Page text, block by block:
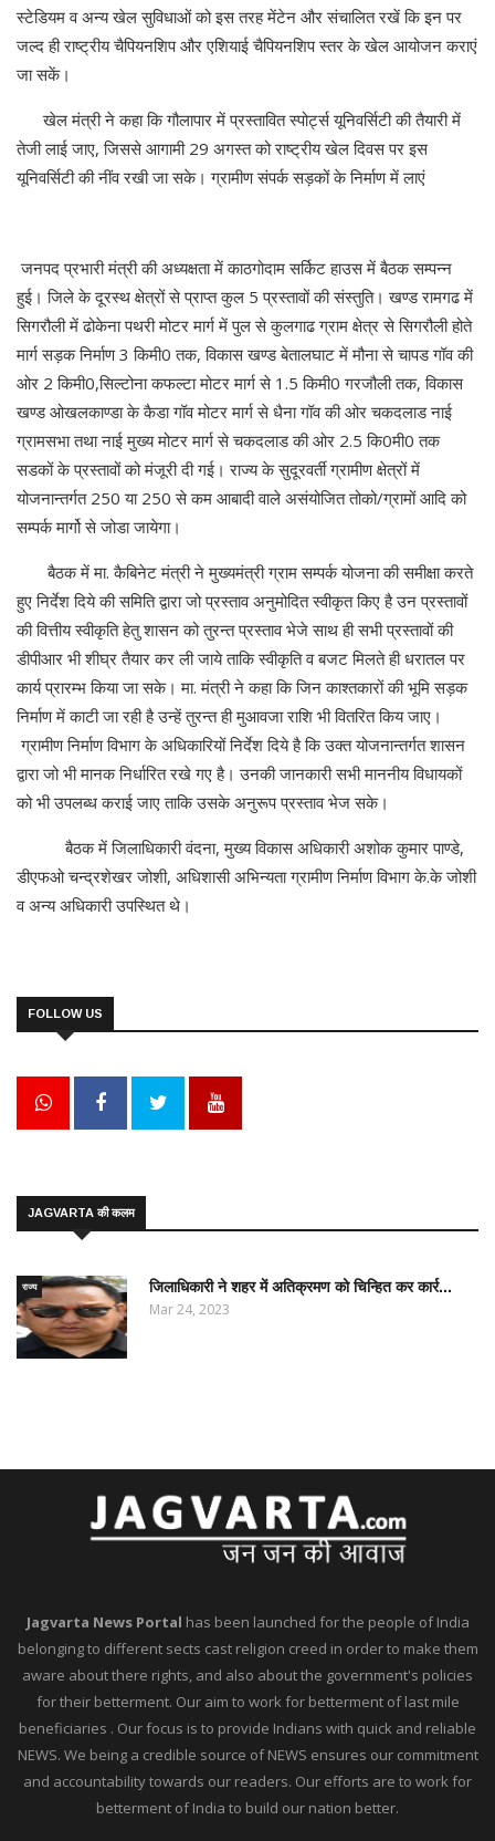
स्टेडियम व अन्य खेल सुविधाओं को इस तरह मेंटेन और संचालित रखें कि इन पर
जल्द ही राष्ट्रीय चैपियनशिप और एशियाई चैपियनशिप स्तर के खेल आयोजन कराएं
जा सकें।
खेल मंत्री ने कहा कि गौलापार में प्रस्तावित स्पोर्ट्स यूनिवर्सिटी की तैयारी में
तेजी लाई जाए, जिससे आगामी 29 अगस्त को राष्ट्रीय खेल दिवस पर इस
यूनिवर्सिटी की नींव रखी जा सके। ग्रामीण संपर्क सड़कों के निर्माण में लाएं
जनपद प्रभारी मंत्री की अध्यक्षता में काठगोदाम सर्किट हाउस में बैठक सम्पन्न
हुई। जिले के दूरस्थ क्षेत्रों से प्राप्त कुल 5 प्रस्तावों की संस्तुति। खण्ड रामगढ में
सिगरौली में ढोकेना पथरी मोटर मार्ग में पुल से कुलगाढ ग्राम क्षेत्र से सिगरौली होते
मार्ग सड़क निर्माण 3 किमी0 तक, विकास खण्ड बेतालघाट में मौना से चापड गॉव की
ओर 2 किमी0,सिल्टोना कफल्टा मोटर मार्ग से 1.5 किमी0 गरजौली तक, विकास
खण्ड ओखलकाण्डा के कैडा गॉव मोटर मार्ग से धैना गॉव की ओर चकदलाड नाई
ग्रामसभा तथा नाई मुख्य मोटर मार्ग से चकदलाड की ओर 2.5 कि0मी0 तक
सडकों के प्रस्तावों को मंजूरी दी गई। राज्य के सुदूरवर्ती ग्रामीण क्षेत्रों में
योजनान्तर्गत 250 या 250 से कम आबादी वाले असंयोजित तोको/ग्रामों आदि को
सम्पर्क मार्गो से जोडा जायेगा।
बैठक में मा. कैबिनेट मंत्री ने मुख्यमंत्री ग्राम सम्पर्क योजना की समीक्षा करते
हुए निर्देश दिये की समिति द्वारा जो प्रस्ताव अनुमोदित स्वीकृत किए है उन प्रस्तावों
की वित्तीय स्वीकृति हेतु शासन को तुरन्त प्रस्ताव भेजे साथ ही सभी प्रस्तावों की
डीपीआर भी शीघ्र तैयार कर ली जाये ताकि स्वीकृति व बजट मिलते ही धरातल पर
कार्य प्रारम्भ किया जा सके। मा. मंत्री ने कहा कि जिन काश्तकारों की भूमि सड़क
निर्माण में काटी जा रही है उन्हें तुरन्त ही मुआवजा राशि भी वितरित किय जाए।
ग्रामीण निर्माण विभाग के अधिकारियों निर्देश दिये है कि उक्त योजनान्तर्गत शासन
द्वारा जो भी मानक निर्धारित रखे गए है। उनकी जानकारी सभी माननीय विधायकों
को भी उपलब्ध कराई जाए ताकि उसके अनुरूप प्रस्ताव भेज सके।
बैठक में जिलाधिकारी वंदना, मुख्य विकास अधिकारी अशोक कुमार पाण्डे,
डीएफओ चन्द्रशेखर जोशी, अधिशासी अभिन्यता ग्रामीण निर्माण विभाग के.के जोशी
व अन्य अधिकारी उपस्थित थे।
FOLLOW US
JAGVARTA की कलम
राज्य जिलाधिकारी ने शहर में अतिक्रमण को चिन्हित कर कार्र...
Mar 24, 2023
Jagvarta News Portal has been launched for the people of India
belonging to different sects cast religion creed in order to make them
aware about there rights, and also about the government's policies
for their betterment. Our aim to work for betterment of last mile
beneficiaries . Our focus is to provide Indians with quick and reliable
NEWS. We being a credible source of NEWS ensures our commitment
and accountability towards our readers. Our efforts are to work for
betterment of India to build our nation better.